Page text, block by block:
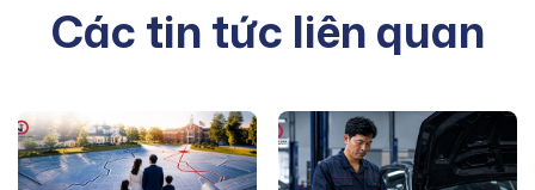
Các tin tức liên quan